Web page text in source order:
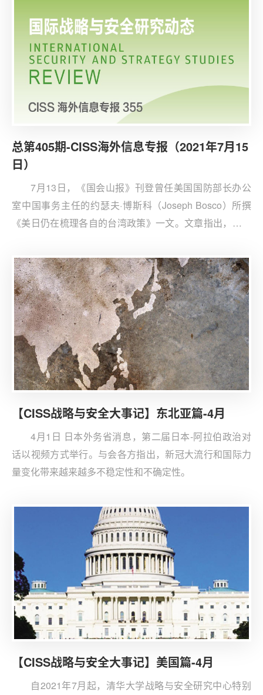
总第405期-CISS海外信息专报（2021年7月15
日）
7月13日，《国会山报》刊登曾任美国国防部长办公
室中国事务主任的约瑟夫·博斯科（Joseph Bosco）所撰
《美日仍在梳理各自的台湾政策》一文。文章指出，拜登
联合声明中对台湾问题的公开表态，但这一表态本质上是
温和的，并不意味着日本要承担协防台湾海峡的军事义
务。
【CISS战略与安全大事记】东北亚篇-4月
4月1日 日本外务省消息，第二届日本-阿拉伯政治对
话以视频方式举行。与会各方指出，新冠大流行和国际力
量变化带来越来越多不稳定性和不确定性。
【CISS战略与安全大事记】美国篇-4月
自2021年7月起，清华大学战略与安全研究中心特别